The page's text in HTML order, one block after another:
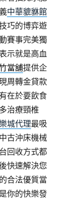
中華貔貅館
巧的博弈遊
賽事完美獨
示就是高血
當舖提供企
周轉金貸款
在於要飲食
治療頸椎
城代理最吸
古沖床機械
回收方式都
快速解決您
合法優質當
你的快樂發